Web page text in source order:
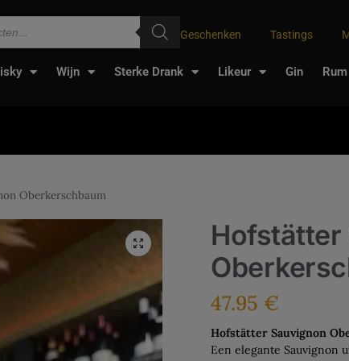
Geschenken Tastings
Wijn Sterke Drank Likeur Gin Rum
Oberkerschbaum
Hofstätter
47.95 €
Hofstätter Sauvignon
Een elegante Sauvignon